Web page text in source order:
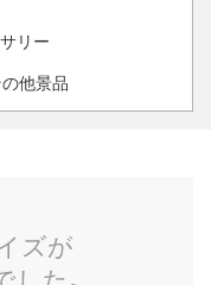
リー
の他景品